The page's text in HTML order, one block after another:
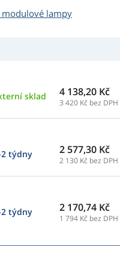
modulové lampy
sklad 4 138,20 Kč
3 420 Kč bez DPH
2 týdny 2 577,30 Kč
2 130 Kč bez DPH
2 týdny 2 170,74 Kč
1 794 Kč bez DPH